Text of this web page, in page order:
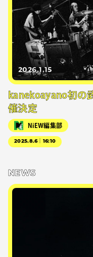
2026.1.15
kanekoayano初の
催決定
NiEW編集部
2025.8.6｜16:10
NEWS